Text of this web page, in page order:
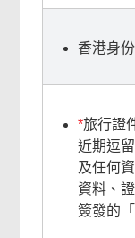
香港身
*旅行證
近期逗
及任何
資料、
簽發的